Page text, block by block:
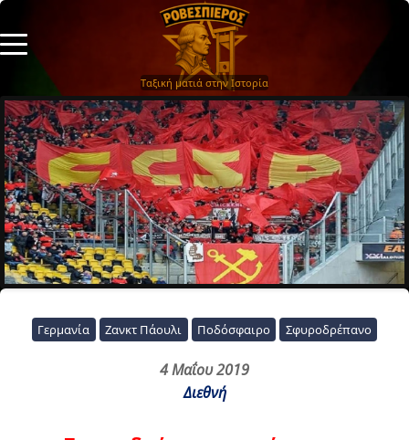
Ταξική ματιά στην Ιστορία
Γερμανία Ζανκτ Πάουλι Ποδόσφαιρο Σφυροδρέπανο
4 Μαΐου 2019
Διεθνή